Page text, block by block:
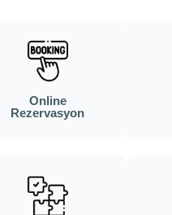
Online
Rezervasyon